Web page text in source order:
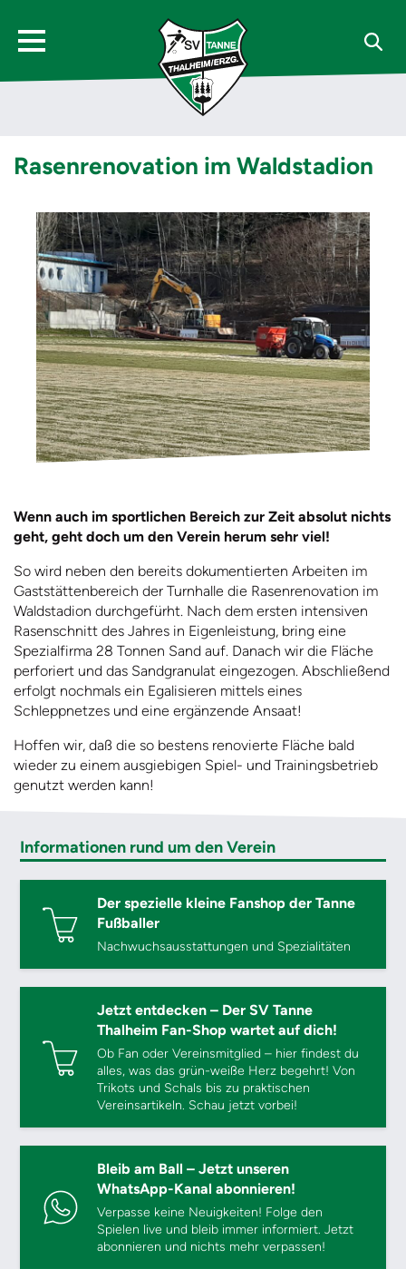
Rasenrenovation im Waldstadion
Wenn auch im sportlichen Bereich zur Zeit absolut nichts
geht, geht doch um den Verein herum sehr viel!
So wird neben den bereits dokumentierten Arbeiten im
Gaststättenbereich der Turnhalle die Rasenrenovation im
Waldstadion durchgefürht. Nach dem ersten intensiven
Rasenschnitt des Jahres in Eigenleistung, bring eine
Spezialfirma 28 Tonnen Sand auf. Danach wir die Fläche
perforiert und das Sandgranulat eingezogen. Abschließend
erfolgt nochmals ein Egalisieren mittels eines
Schleppnetzes und eine ergänzende Ansaat!
Hoffen wir, daß die so bestens renovierte Fläche bald
wieder zu einem ausgiebigen Spiel- und Trainingsbetrieb
genutzt werden kann!
Informationen rund um den Verein
Der spezielle kleine Fanshop der Tanne
Fußballer
Nachwuchsausstattungen und Spezialitäten
Jetzt entdecken – Der SV Tanne
Thalheim Fan-Shop wartet auf dich!
Ob Fan oder Vereinsmitglied – hier findest du
alles, was das grün-weiße Herz begehrt! Von
Trikots und Schals bis zu praktischen
Vereinsartikeln. Schau jetzt vorbei!
Bleib am Ball – Jetzt unseren
WhatsApp-Kanal abonnieren!
Verpasse keine Neuigkeiten! Folge den
Spielen live und bleib immer informiert. Jetzt
abonnieren und nichts mehr verpassen!